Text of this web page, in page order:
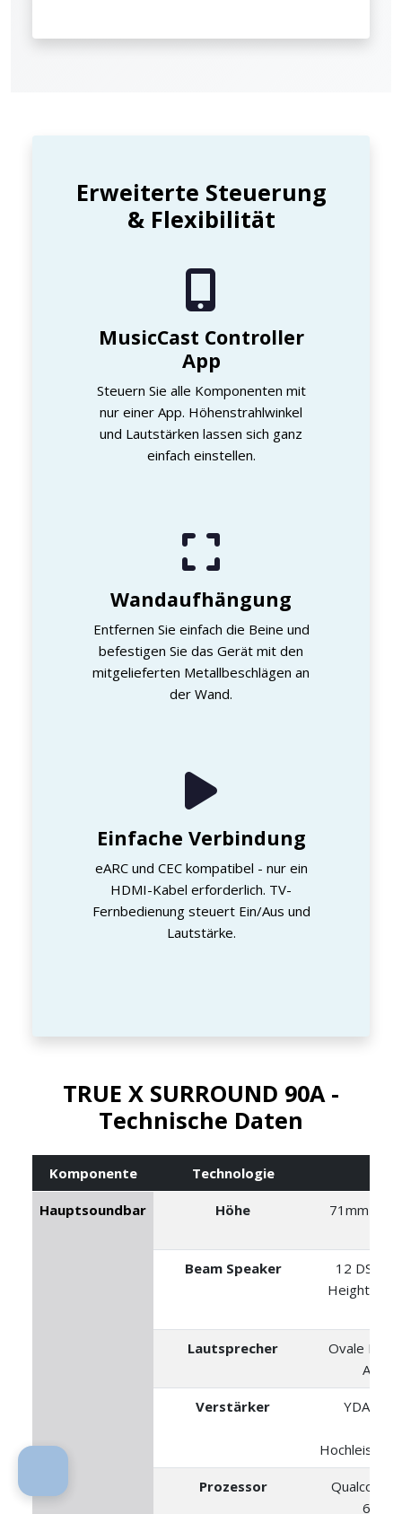
Erweiterte Steuerung
& Flexibilität
MusicCast Controller
App
Steuern Sie alle Komponenten mit
nur einer App. Höhenstrahlwinkel
und Lautstärken lassen sich ganz
einfach einstellen.
Wandaufhängung
Entfernen Sie einfach die Beine und
befestigen Sie das Gerät mit den
mitgelieferten Metallbeschlägen an
der Wand.
Einfache Verbindung
eARC und CEC kompatibel - nur ein
HDMI-Kabel erforderlich. TV-
Fernbedienung steuert Ein/Aus und
Lautstärke.
TRUE X SURROUND 90A -
Technische Daten
Komponente Technologie
Hauptsoundbar Höhe
71mm
Beam Speaker
12 DSP-
Height
Lautsprecher
Ovale
Verstärker
YDA-
Prozessor
64-